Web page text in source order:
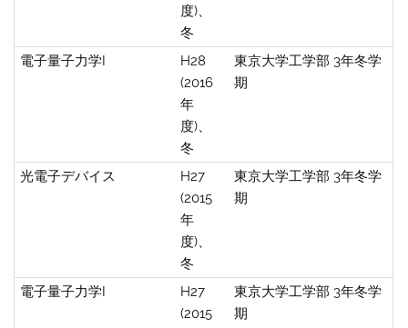
度)、
冬
電子量子力学I
H28
(2016
年
度)、
冬
東京大学工学部 3年冬学
期
光電子デバイス
H27
(2015
年
度)、
冬
東京大学工学部 3年冬学
期
電子量子力学I
H27
(2015
東京大学工学部 3年冬学
期